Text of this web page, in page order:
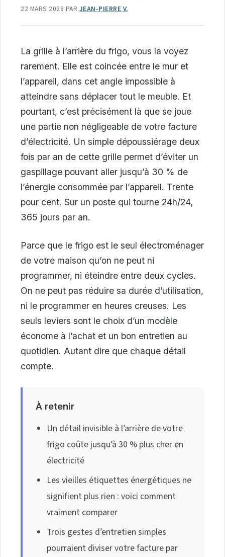
22 MARS 2026 PAR JEAN-PIERRE V.
La grille à l’arrière du frigo, vous la voyez
rarement. Elle est coincée entre le mur et
l’appareil, dans cet angle impossible à
atteindre sans déplacer tout le meuble. Et
pourtant, c’est précisément là que se joue
une partie non négligeable de votre facture
d’électricité. Un simple dépoussiérage deux
fois par an de cette grille permet d’éviter un
gaspillage pouvant aller jusqu’à 30 % de
l’énergie consommée par l’appareil. Trente
pour cent. Sur un poste qui tourne 24h/24,
365 jours par an.
Parce que le frigo est le seul électroménager
de votre maison qu’on ne peut ni
programmer, ni éteindre entre deux cycles.
On ne peut pas réduire sa durée d’utilisation,
ni le programmer en heures creuses. Les
seuls leviers sont le choix d’un modèle
économe à l’achat et un bon entretien au
quotidien. Autant dire que chaque détail
compte.
À retenir
Un détail invisible à l’arrière de votre
frigo coûte jusqu’à 30 % plus cher en
électricité
Les vieilles étiquettes énergétiques ne
signifient plus rien : voici comment
vraiment comparer
Trois gestes d’entretien simples
pourraient diviser votre facture par